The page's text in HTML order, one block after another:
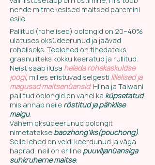
nende mitmekesised maitsed paremini
esile.
Pallitud (rohelised) oolongid on 20–40%
ulatuses oksüdeerunud ja jäävad
roheliseks. Teelehed on tihedateks
graanuliteks kokku keeratud ja rullitud.
Neist saab ilusa heleda rohekaskuldse
joogi, milles eristuvad selgesti lillelised ja
magusad maitsenüansid. Hiina ja Taiwani
pallitud oolongid on vahel ka küpsetatud,
mis annab neile röstitud ja pähklise
maigu.
Vähem oksüdeerunud oolongit
nimetatakse baozhong’iks(pouchong).
Selle lehed on veidi keerdunud ja väga
haprad, neil on eriline puuviljanüansiga
suhkruherne maitse.